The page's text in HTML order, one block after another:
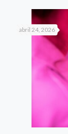
abril 24, 2026